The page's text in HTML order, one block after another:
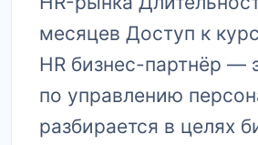
месяцев Доступ к
HR бизнес-партнёр —
по управлению
разбирается в целях